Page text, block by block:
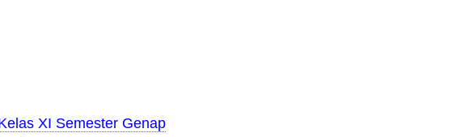
XI Semester Genap